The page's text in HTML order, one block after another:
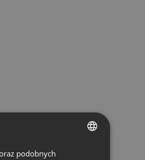
ENGLISH
podobnych